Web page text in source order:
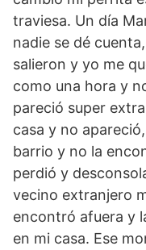
traviesa. Un día
nadie se dé
salieron y yo me
como una hora y
pareció super
casa y no
barrio y no la
perdió y
vecino extranjero
encontró afuera y
en mi casa. Ese